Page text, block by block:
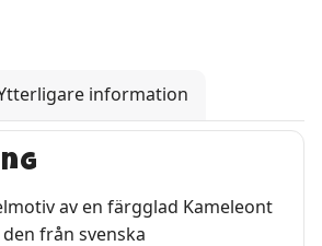
information
av en färgglad Kameleont
från svenska